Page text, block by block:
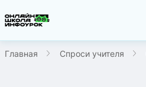
Главная Спроси учителя